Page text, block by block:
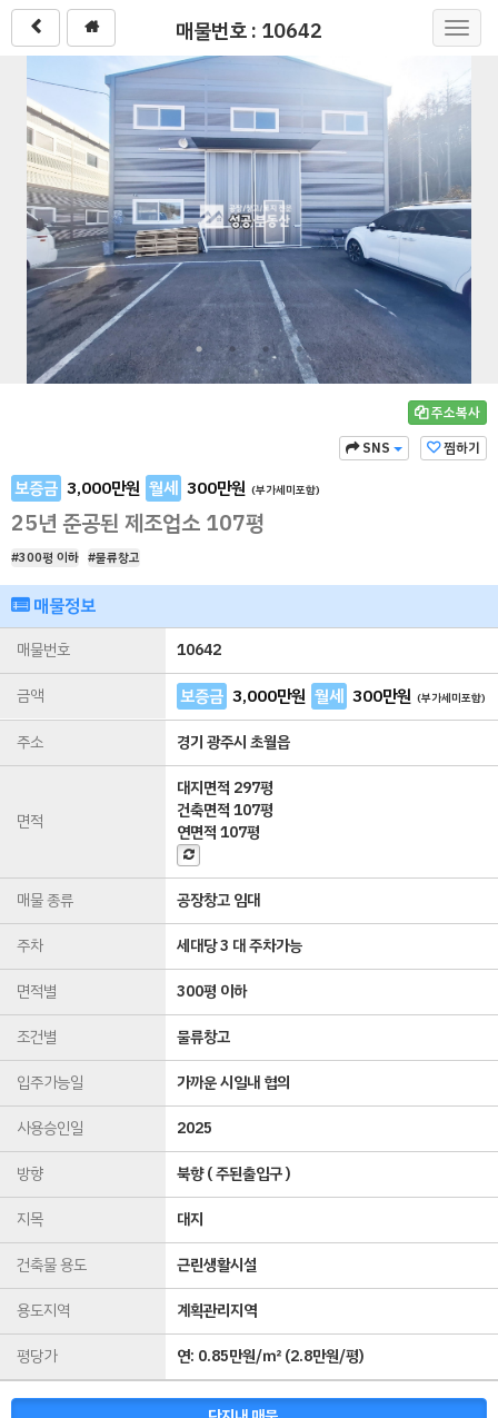
매물번호 : 10642
주소복사
찜하기
SNS
보증금 3,000만원 월세 300만원 (부가세미포함)
25년 준공된 제조업소 107평
#300평 이하 #물류창고
매물정보
매물번호
10642
금액
보증금 3,000만원 월세 300만원 (부가세미포함)
주소 경기 광주시 초월읍
면적
대지면적 297평
건축면적107평
연면적107평
매물 종류
공장창고 임대
주차
세대당 3 대 주차가능
면적별
300평 이하
조건별
물류창고
입주가능일
가까운 시일내 협의
사용승인일
2025
방향
북향 ( 주된출입구 )
지목
대지
건축물 용도
근린생활시설
용도지역
계획관리지역
평당가
연: 0.85만원/㎡(2.8만원/평)